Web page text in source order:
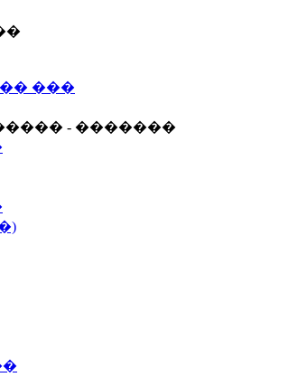
���
- �������